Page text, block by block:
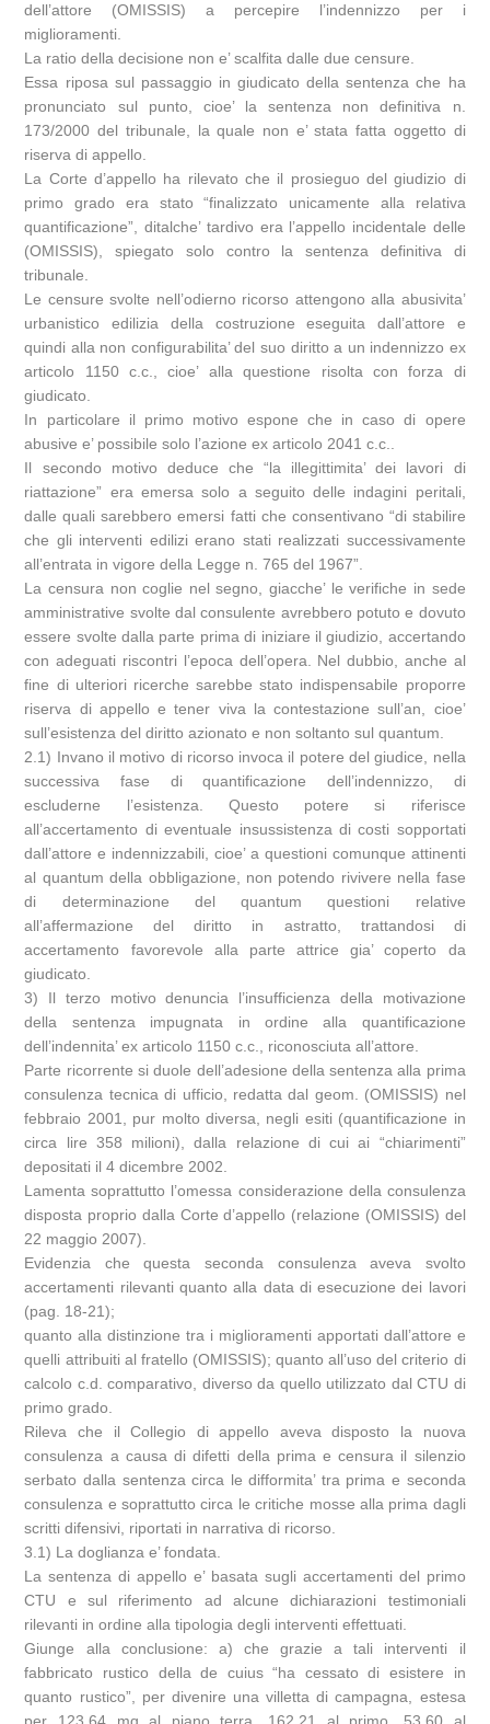
dell’attore (OMISSIS) a percepire l’indennizzo per i
miglioramenti.
La ratio della decisione non e’ scalfita dalle due censure.
Essa riposa sul passaggio in giudicato della sentenza che ha
pronunciato sul punto, cioe’ la sentenza non definitiva n.
173/2000 del tribunale, la quale non e’ stata fatta oggetto di
riserva di appello.
La Corte d’appello ha rilevato che il prosieguo del giudizio di
primo grado era stato “finalizzato unicamente alla relativa
quantificazione”, ditalche’ tardivo era l’appello incidentale delle
(OMISSIS), spiegato solo contro la sentenza definitiva di
tribunale.
Le censure svolte nell’odierno ricorso attengono alla abusivita’
urbanistico edilizia della costruzione eseguita dall’attore e
quindi alla non configurabilita’ del suo diritto a un indennizzo ex
articolo 1150 c.c., cioe’ alla questione risolta con forza di
giudicato.
In particolare il primo motivo espone che in caso di opere
abusive e’ possibile solo l’azione ex articolo 2041 c.c..
Il secondo motivo deduce che “la illegittimita’ dei lavori di
riattazione” era emersa solo a seguito delle indagini peritali,
dalle quali sarebbero emersi fatti che consentivano “di stabilire
che gli interventi edilizi erano stati realizzati successivamente
all’entrata in vigore della Legge n. 765 del 1967”.
La censura non coglie nel segno, giacche’ le verifiche in sede
amministrative svolte dal consulente avrebbero potuto e dovuto
essere svolte dalla parte prima di iniziare il giudizio, accertando
con adeguati riscontri l’epoca dell’opera. Nel dubbio, anche al
fine di ulteriori ricerche sarebbe stato indispensabile proporre
riserva di appello e tener viva la contestazione sull’an, cioe’
sull’esistenza del diritto azionato e non soltanto sul quantum.
2.1) Invano il motivo di ricorso invoca il potere del giudice, nella
successiva fase di quantificazione dell’indennizzo, di
escluderne l’esistenza. Questo potere si riferisce
all’accertamento di eventuale insussistenza di costi sopportati
dall’attore e indennizzabili, cioe’ a questioni comunque attinenti
al quantum della obbligazione, non potendo rivivere nella fase
di determinazione del quantum questioni relative
all’affermazione del diritto in astratto, trattandosi di
accertamento favorevole alla parte attrice gia’ coperto da
giudicato.
3) Il terzo motivo denuncia l’insufficienza della motivazione
della sentenza impugnata in ordine alla quantificazione
dell’indennita’ ex articolo 1150 c.c., riconosciuta all’attore.
Parte ricorrente si duole dell’adesione della sentenza alla prima
consulenza tecnica di ufficio, redatta dal geom. (OMISSIS) nel
febbraio 2001, pur molto diversa, negli esiti (quantificazione in
circa lire 358 milioni), dalla relazione di cui ai “chiarimenti”
depositati il 4 dicembre 2002.
Lamenta soprattutto l’omessa considerazione della consulenza
disposta proprio dalla Corte d’appello (relazione (OMISSIS) del
22 maggio 2007).
Evidenzia che questa seconda consulenza aveva svolto
accertamenti rilevanti quanto alla data di esecuzione dei lavori
(pag. 18-21);
quanto alla distinzione tra i miglioramenti apportati dall’attore e
quelli attribuiti al fratello (OMISSIS); quanto all’uso del criterio di
calcolo c.d. comparativo, diverso da quello utilizzato dal CTU di
primo grado.
Rileva che il Collegio di appello aveva disposto la nuova
consulenza a causa di difetti della prima e censura il silenzio
serbato dalla sentenza circa le difformita’ tra prima e seconda
consulenza e soprattutto circa le critiche mosse alla prima dagli
scritti difensivi, riportati in narrativa di ricorso.
3.1) La doglianza e’ fondata.
La sentenza di appello e’ basata sugli accertamenti del primo
CTU e sul riferimento ad alcune dichiarazioni testimoniali
rilevanti in ordine alla tipologia degli interventi effettuati.
Giunge alla conclusione: a) che grazie a tali interventi il
fabbricato rustico della de cuius “ha cessato di esistere in
quanto rustico”, per divenire una villetta di campagna, estesa